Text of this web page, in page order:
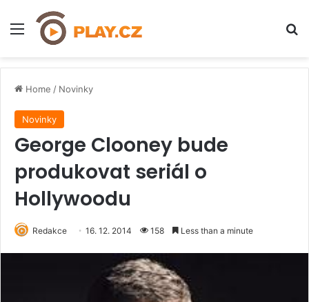
Menu
Home / Novinky
Novinky
George Clooney bude
produkovat seriál o
Hollywoodu
Redakce 16. 12. 2014 158 Less than a minute